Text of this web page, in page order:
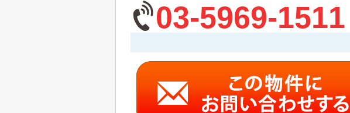
03-5969-1511